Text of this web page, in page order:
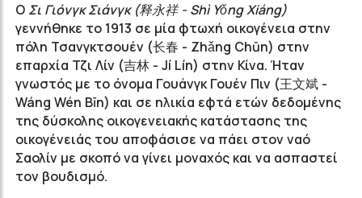
Ο Σι Γιόνγκ Σιάνγκ (释永祥 - Shì Yǒng Xiáng)
γεννήθηκε το 1913 σε μία φτωχή οικογένεια στην
πόλη Τσανγκτσουέν (长春 - Zhǎng Chūn) στην
επαρχία Τζι Λίν (吉林 - Jí Lín) στην Κίνα. Ήταν
γνωστός με το όνομα Γουάνγκ Γουέν Πιν (王文斌 -
Wáng Wén Bīn) και σε ηλικία εφτά ετών δεδομένης
της δύσκολης οικογενειακής κατάστασης της
οικογένειάς του αποφάσισε να πάει στον ναό
Σαολίν με σκοπό να γίνει μοναχός και να ασπαστεί
τον βουδισμό.